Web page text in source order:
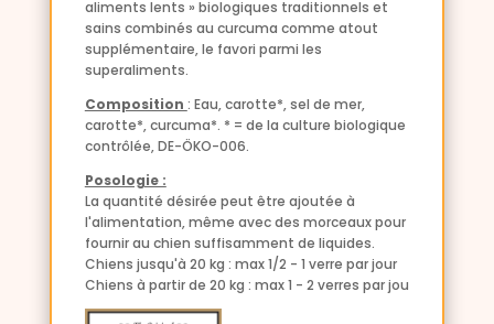
aliments lents » biologiques traditionnels et
sains combinés au curcuma comme atout
supplémentaire, le favori parmi les
superaliments.
Composition : Eau, carotte*, sel de mer,
carotte*, curcuma*. * = de la culture biologique
contrôlée, DE-ÖKO-006.
Posologie :
La quantité désirée peut être ajoutée à
l'alimentation, même avec des morceaux pour
fournir au chien suffisamment de liquides.
Chiens jusqu'à 20 kg : max 1/2 - 1 verre par jour
Chiens à partir de 20 kg : max 1 - 2 verres par jou